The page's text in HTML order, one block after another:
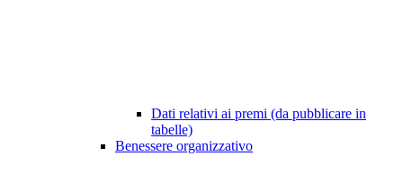
Dati relativi ai premi (da pubblicare in
tabelle)
Benessere organizzativo